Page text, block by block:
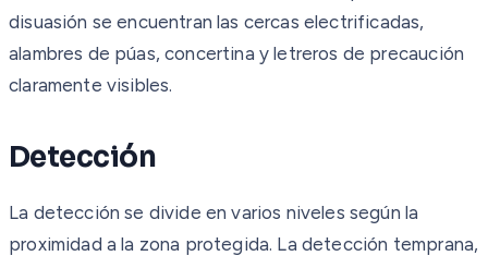
disuasión se encuentran las cercas electrificadas,
alambres de púas, concertina y letreros de precaución
claramente visibles.
Detección
La detección se divide en varios niveles según la
proximidad a la zona protegida. La detección temprana,